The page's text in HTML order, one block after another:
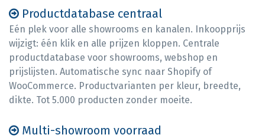
Productdatabase centraal
Eén plek voor alle showrooms en kanalen. Inkoopprijs
wijzigt: één klik en alle prijzen kloppen. Centrale
productdatabase voor showrooms, webshop en
prijslijsten. Automatische sync naar Shopify of
WooCommerce. Productvarianten per kleur, breedte,
dikte. Tot 5.000 producten zonder moeite.
Multi-showroom voorraad